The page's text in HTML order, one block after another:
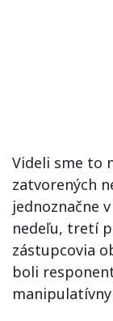
Videli sme to
zatvorených
jednoznačne
nedeľu, tretí
zástupcovia
boli